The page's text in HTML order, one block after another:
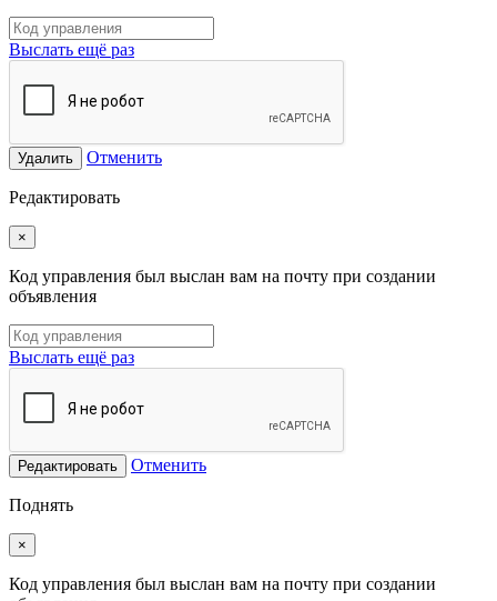
Выслать ещё раз
Удалить Отменить
Редактировать
×
Код управления был выслан вам на почту при создании
объявления
Выслать ещё раз
Редактировать Отменить
Поднять
×
Код управления был выслан вам на почту при создании